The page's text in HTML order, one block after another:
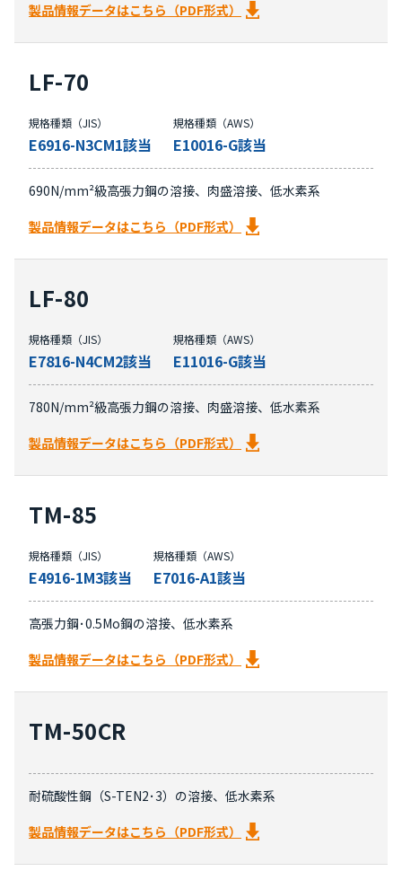
製品情報データはこちら（PDF形式）
LF-70
規格種類（JIS）
E6916-N3CM1該当
規格種類（AWS）
E10016-G該当
690N/mm²級高張力鋼の溶接、肉盛溶接、低水素系
製品情報データはこちら（PDF形式）
LF-80
規格種類（JIS）
E7816-N4CM2該当
規格種類（AWS）
E11016-G該当
780N/mm²級高張力鋼の溶接、肉盛溶接、低水素系
製品情報データはこちら（PDF形式）
TM-85
規格種類（JIS）
E4916-1M3該当
規格種類（AWS）
E7016-A1該当
高張力鋼･0.5Mo鋼の溶接、低水素系
製品情報データはこちら（PDF形式）
TM-50CR
耐硫酸性鋼（S-TEN2･3）の溶接、低水素系
製品情報データはこちら（PDF形式）